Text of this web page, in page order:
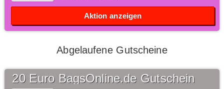
Aktion anzeigen
Abgelaufene Gutscheine
20 Euro BagsOnline.de Gutschein